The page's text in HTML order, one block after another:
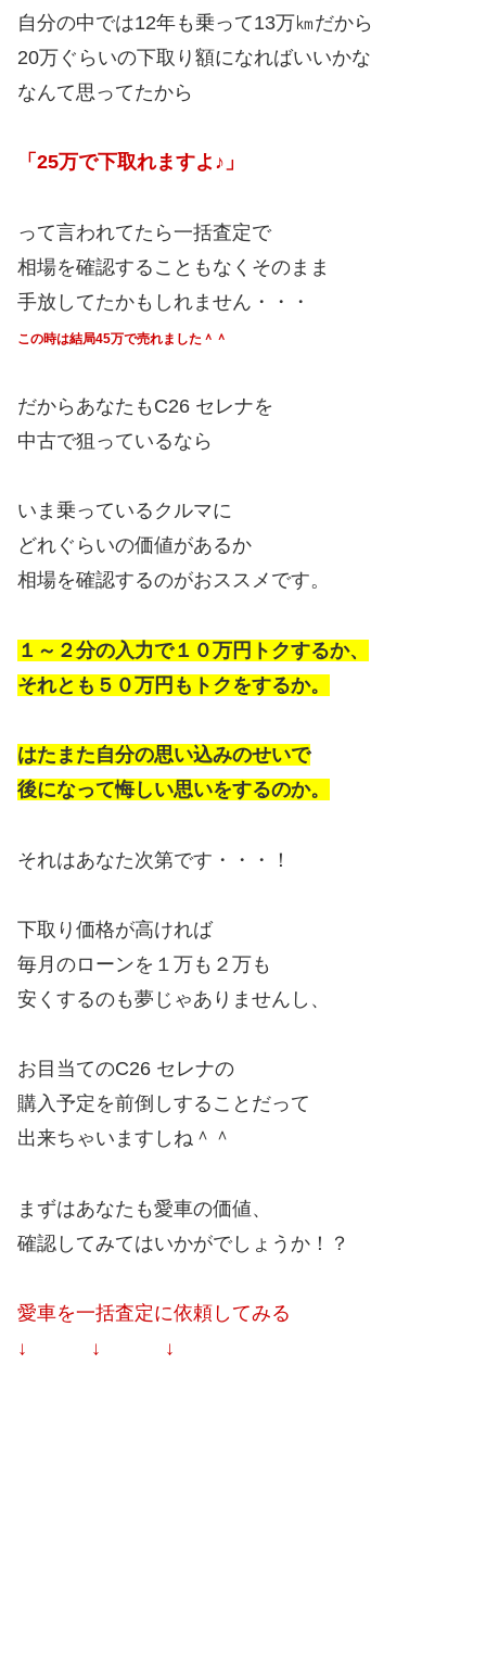
自分の中では12年も乗って13万㎞だから
20万ぐらいの下取り額になればいいかな
なんて思ってたから
「25万で下取れますよ♪」
って言われてたら一括査定で
相場を確認することもなくそのまま
手放してたかもしれません・・・
この時は結局45万で売れました＾＾
だからあなたもC26 セレナを
中古で狙っているなら
いま乗っているクルマに
どれぐらいの価値があるか
相場を確認するのがおススメです。
１～２分の入力で１０万円トクするか、
それとも５０万円もトクをするか。
はたまた自分の思い込みのせいで
後になって悔しい思いをするのか。
それはあなた次第です・・・！
下取り価格が高ければ
毎月のローンを１万も２万も
安くするのも夢じゃありませんし、
お目当てのC26 セレナの
購入予定を前倒しすることだって
出来ちゃいますしね＾＾
まずはあなたも愛車の価値、
確認してみてはいかがでしょうか！？
愛車を一括査定に依頼してみる
↓ ↓ ↓